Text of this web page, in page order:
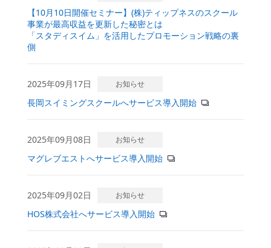
【10月10日開催セミナー】(株)ティップネスのスクール
事業が最高収益を更新した秘密とは
「スタディスイム」を活用したプロモーション戦略の裏
側
2025年09月17日 お知らせ
長岡スイミングスクールへサービス導入開始
2025年09月08日 お知らせ
マグレブエストへサービス導入開始
2025年09月02日 お知らせ
HOS株式会社へサービス導入開始